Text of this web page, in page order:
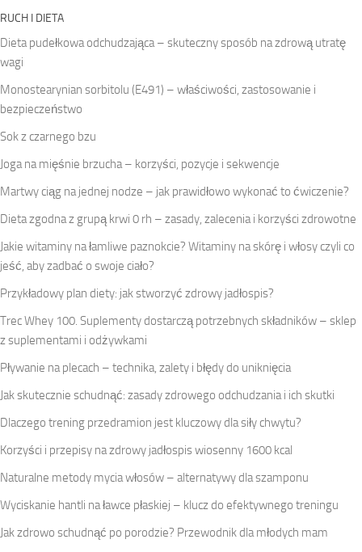
RUCH I DIETA
Dieta pudełkowa odchudzająca – skuteczny sposób na zdrową utratę
wagi
Monostearynian sorbitolu (E491) – właściwości, zastosowanie i
bezpieczeństwo
Sok z czarnego bzu
Joga na mięśnie brzucha – korzyści, pozycje i sekwencje
Martwy ciąg na jednej nodze – jak prawidłowo wykonać to ćwiczenie?
Dieta zgodna z grupą krwi 0 rh – zasady, zalecenia i korzyści zdrowotne
Jakie witaminy na łamliwe paznokcie? Witaminy na skórę i włosy czyli co
jeść, aby zadbać o swoje ciało?
Przykładowy plan diety: jak stworzyć zdrowy jadłospis?
Trec Whey 100. Suplementy dostarczą potrzebnych składników – sklep
z suplementami i odżywkami
Pływanie na plecach – technika, zalety i błędy do uniknięcia
Jak skutecznie schudnąć: zasady zdrowego odchudzania i ich skutki
Dlaczego trening przedramion jest kluczowy dla siły chwytu?
Korzyści i przepisy na zdrowy jadłospis wiosenny 1600 kcal
Naturalne metody mycia włosów – alternatywy dla szamponu
Wyciskanie hantli na ławce płaskiej – klucz do efektywnego treningu
Jak zdrowo schudnąć po porodzie? Przewodnik dla młodych mam